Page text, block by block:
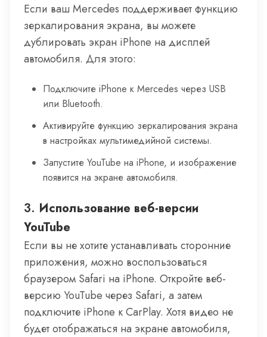
Если ваш Mercedes поддерживает функцию
зеркалирования экрана, вы можете
дублировать экран iPhone на дисплей
автомобиля. Для этого:
Подключите iPhone к Mercedes через USB
или Bluetooth.
Активируйте функцию зеркалирования экрана
в настройках мультимедийной системы.
Запустите YouTube на iPhone, и изображение
появится на экране автомобиля.
3. Использование веб-версии
YouTube
Если вы не хотите устанавливать сторонние
приложения, можно воспользоваться
браузером Safari на iPhone. Откройте веб-
версию YouTube через Safari, а затем
подключите iPhone к CarPlay. Хотя видео не
будет отображаться на экране автомобиля,